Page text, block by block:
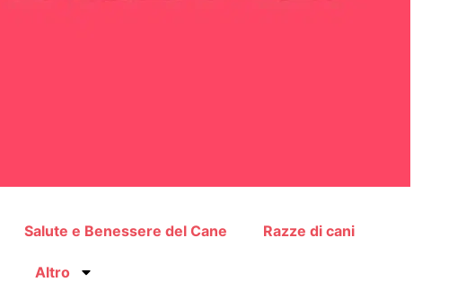
Salute e Benessere del Cane Razze di cani
Altro